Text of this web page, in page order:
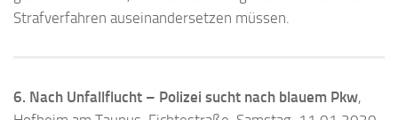
Strafverfahren auseinandersetzen müssen.
6. Nach Unfallflucht – Polizei sucht nach blauem Pkw,